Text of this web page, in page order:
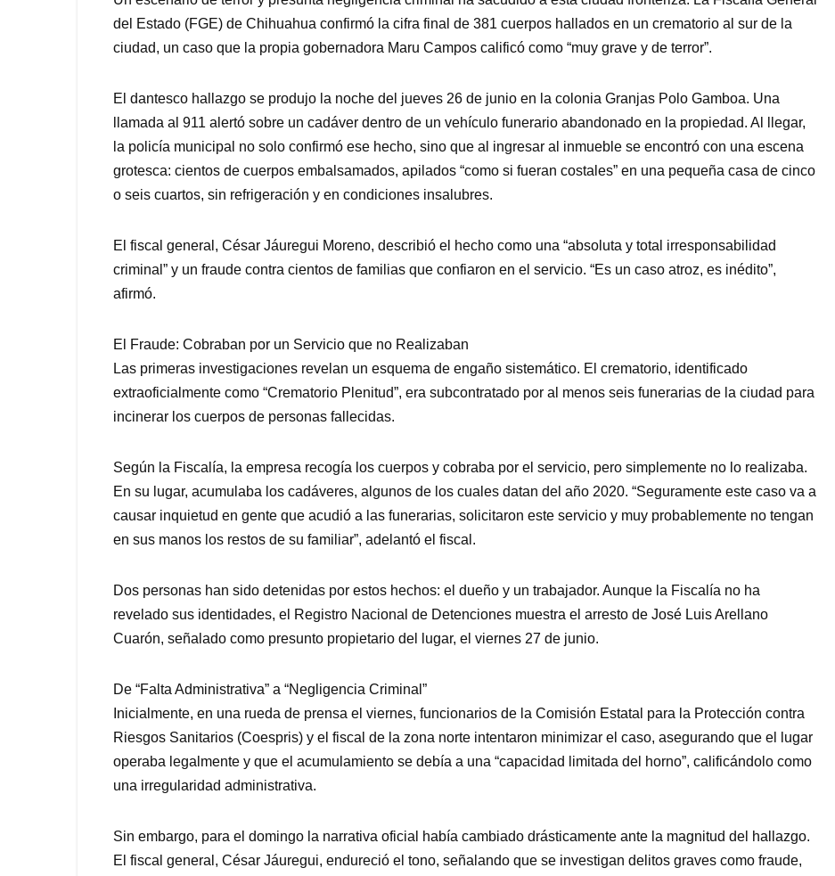
del Estado (FGE) de Chihuahua confirmó la cifra final de 381 cuerpos hallados en un crematorio al sur de la
ciudad, un caso que la propia gobernadora Maru Campos calificó como “muy grave y de terror”.
El dantesco hallazgo se produjo la noche del jueves 26 de junio en la colonia Granjas Polo Gamboa. Una
llamada al 911 alertó sobre un cadáver dentro de un vehículo funerario abandonado en la propiedad. Al llegar,
la policía municipal no solo confirmó ese hecho, sino que al ingresar al inmueble se encontró con una escena
grotesca: cientos de cuerpos embalsamados, apilados “como si fueran costales” en una pequeña casa de cinco
o seis cuartos, sin refrigeración y en condiciones insalubres.
El fiscal general, César Jáuregui Moreno, describió el hecho como una “absoluta y total irresponsabilidad
criminal” y un fraude contra cientos de familias que confiaron en el servicio. “Es un caso atroz, es inédito”,
afirmó.
El Fraude: Cobraban por un Servicio que no Realizaban
Las primeras investigaciones revelan un esquema de engaño sistemático. El crematorio, identificado
extraoficialmente como “Crematorio Plenitud”, era subcontratado por al menos seis funerarias de la ciudad para
incinerar los cuerpos de personas fallecidas.
Según la Fiscalía, la empresa recogía los cuerpos y cobraba por el servicio, pero simplemente no lo realizaba.
En su lugar, acumulaba los cadáveres, algunos de los cuales datan del año 2020. “Seguramente este caso va a
causar inquietud en gente que acudió a las funerarias, solicitaron este servicio y muy probablemente no tengan
en sus manos los restos de su familiar”, adelantó el fiscal.
Dos personas han sido detenidas por estos hechos: el dueño y un trabajador. Aunque la Fiscalía no ha
revelado sus identidades, el Registro Nacional de Detenciones muestra el arresto de José Luis Arellano
Cuarón, señalado como presunto propietario del lugar, el viernes 27 de junio.
De “Falta Administrativa” a “Negligencia Criminal”
Inicialmente, en una rueda de prensa el viernes, funcionarios de la Comisión Estatal para la Protección contra
Riesgos Sanitarios (Coespris) y el fiscal de la zona norte intentaron minimizar el caso, asegurando que el lugar
operaba legalmente y que el acumulamiento se debía a una “capacidad limitada del horno”, calificándolo como
una irregularidad administrativa.
Sin embargo, para el domingo la narrativa oficial había cambiado drásticamente ante la magnitud del hallazgo.
El fiscal general, César Jáuregui, endureció el tono, señalando que se investigan delitos graves como fraude,